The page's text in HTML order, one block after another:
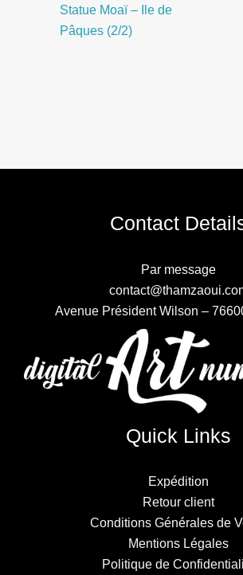
Statue Moaï – Ile de
Pâques (2/2)
Contact
Par message
Avenue Président Wilson –
Quick Links
Expédition
Retour client
Conditions Générales de
Mentions Légales
Politique de